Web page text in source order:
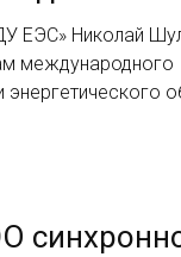
ЕЭС» Николай
международного
энергетического